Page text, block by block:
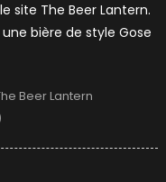
site The Beer Lantern.
une bière de style Gose
Beer Lantern